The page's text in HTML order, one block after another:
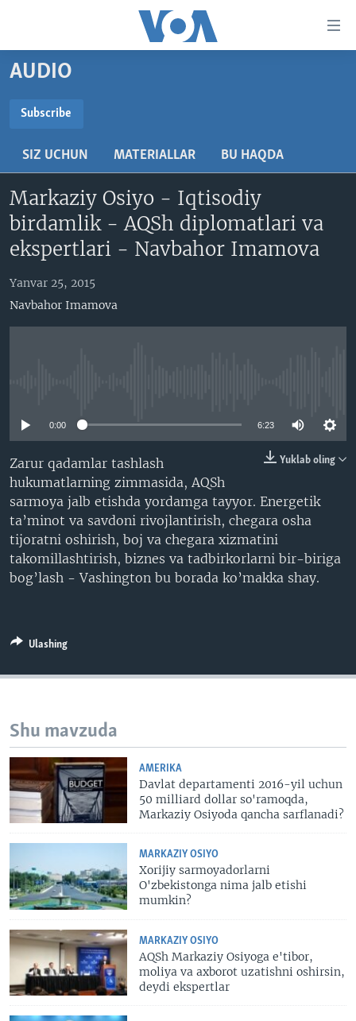
boring
Boshiga
Qidiruvga
AMERIKA
VATANDOSHLAR
MULTIMEDIA
AMERIKA MANZARALARI
XALQARO HAYOT
VASHINGTON CHOYXONASI
IJTIMOIY TARMOQLAR
FACEBOOK
YOUTUBE
TWITTER
SOUNDCLOUD
INGLIZ TILI DARSLARI
EDITORIAL
AUDIO
Subscribe
SIZ UCHUN MATERIALLAR BU HAQDA
Markaziy Osiyo - Iqtisodiy
birdamlik - AQSh diplomatlari va
ekspertlari - Navbahor Imamova
Yanvar 25, 2015
Navbahor Imamova
0:00 6:23
Yuklab oling
Zarur qadamlar tashlash
hukumatlarning zimmasida, AQSh
sarmoya jalb etishda yordamga tayyor. Energetik
ta’minot va savdoni rivojlantirish, chegara osha
tijoratni oshirish, boj va chegara xizmatini
takomillashtirish, biznes va tadbirkorlarni bir-biriga
bog’lash - Vashington bu borada ko’makka shay.
Ulashing
Shu mavzuda
AMERIKA
Davlat departamenti 2016-yil uchun
50 milliard dollar so'ramoqda,
Markaziy Osiyoda qancha sarflanadi?
MARKAZIY OSIYO
Xorijiy sarmoyadorlarni
O'zbekistonga nima jalb etishi
mumkin?
MARKAZIY OSIYO
AQSh Markaziy Osiyoga e'tibor,
moliya va axborot uzatishni oshirsin,
deydi ekspertlar